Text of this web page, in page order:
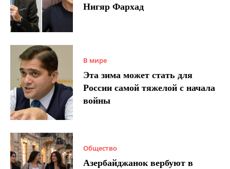
Нигяр Фархад
В мире
Эта зима может стать для
России самой тяжелой с начала
войны
Общество
Азербайджанок вербуют в